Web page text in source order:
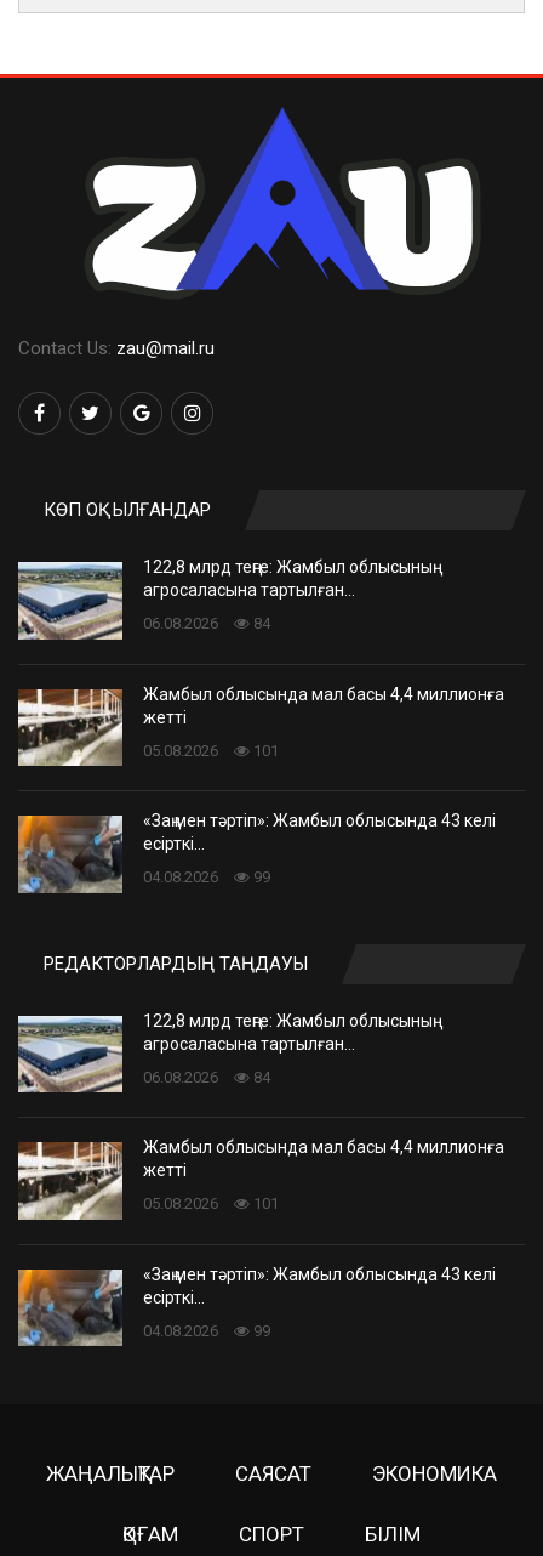
Contact Us: zau@mail.ru
КӨП ОҚЫЛҒАНДАР
122,8 млрд теңге: Жамбыл облысының
агросаласына тартылған…
06.08.2026 84
Жамбыл облысында мал басы 4,4 миллионға
жетті
05.08.2026 101
«Заң мен тәртіп»: Жамбыл облысында 43 келі
есірткі…
04.08.2026 99
РЕДАКТОРЛАРДЫҢ ТАҢДАУЫ
122,8 млрд теңге: Жамбыл облысының
агросаласына тартылған…
06.08.2026 84
Жамбыл облысында мал басы 4,4 миллионға
жетті
05.08.2026 101
«Заң мен тәртіп»: Жамбыл облысында 43 келі
есірткі…
04.08.2026 99
ЖАҢАЛЫҚТАР САЯСАТ ЭКОНОМИКА
ҚОҒАМ СПОРТ БІЛІМ